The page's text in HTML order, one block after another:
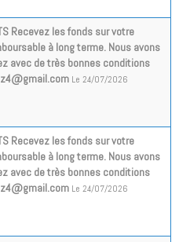
Recevez les fonds sur votre
à long terme. Nous avons
avec de très bonnes conditions
Le 24/07/2026
Recevez les fonds sur votre
à long terme. Nous avons
avec de très bonnes conditions
Le 24/07/2026